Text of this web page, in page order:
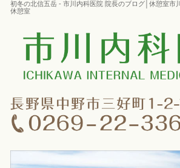
初冬の北信五岳 - 市川内科医院 院長のブログ│休憩室市
休憩室